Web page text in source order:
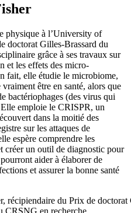
physique à l’University of
doctorat Gilles-Brassard du
grâce à ses travaux sur
et les effets des micro-
fait, elle étudie le microbiome,
être en santé, alors que
bactériophages (des virus qui
emploie le CRISPR, un
dans la moitié des
sur les attaques de
espère comprendre les
créer un outil de diagnostic pour
aider à élaborer de
et assurer la bonne santé